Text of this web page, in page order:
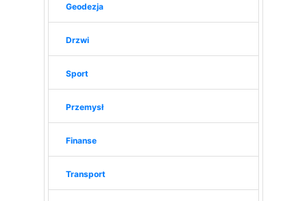
Geodezja
Drzwi
Sport
Przemysł
Finanse
Transport